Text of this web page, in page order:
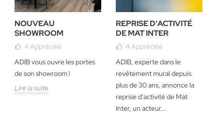
NOUVEAU
SHOWROOM
4 Appréciée
ADIB vous ouvre les portes
de son showroom !
Lire la suite
REPRISE D'ACTIVITÉ
DE MAT INTER
4 Appréciée
ADIB, experte dans le
revêtement mural depuis
plus de 30 ans, annonce la
reprise d'activité de Mat
Inter, un acteur...